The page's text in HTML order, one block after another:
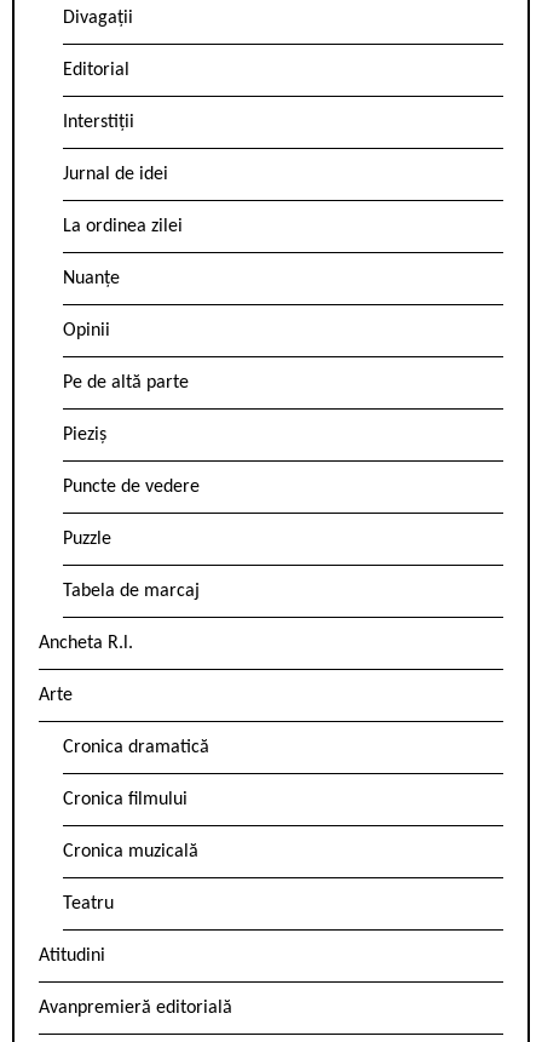
Divagații
Editorial
Interstiții
Jurnal de idei
La ordinea zilei
Nuanțe
Opinii
Pe de altă parte
Pieziș
Puncte de vedere
Puzzle
Tabela de marcaj
Ancheta R.l.
Arte
Cronica dramatică
Cronica filmului
Cronica muzicală
Teatru
Atitudini
Avanpremieră editorială